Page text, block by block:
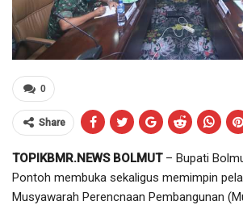
0
Share
TOPIKBMR.NEWS BOLMUT– Bupati
Pontoh membuka sekaligus memimpin
Musyawarah Perencnaan Pembangunan